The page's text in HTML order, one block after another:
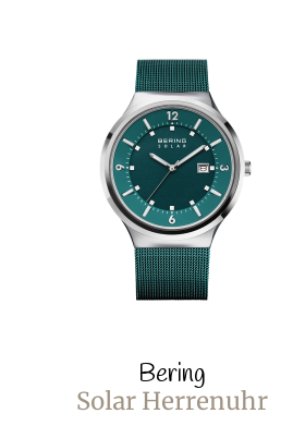
Bering
Solar Herrenuhr